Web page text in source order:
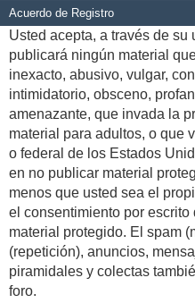
Acuerdo de Registro
Usted acepta, a través de su
publicará ningún material
inexacto, abusivo, vulgar,
intimidatorio, obsceno,
amenazante, que invada la
material para adultos, o que
o federal de los Estados
en no publicar material
menos que usted sea el
el consentimiento por
material protegido. El spam
(repetición), anuncios,
piramidales y colectas
foro.